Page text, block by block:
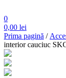
0
0,00 lei
Prima pagină /
interior cauciuc